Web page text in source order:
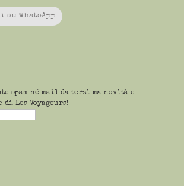
WhatsApp
spam né mail da terzi ma novità e
Les Voyageurs!